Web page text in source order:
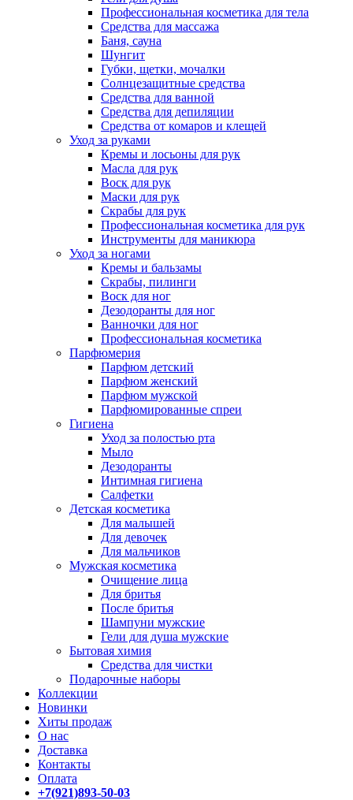
Профессиональная косметика для тела
Средства для массажа
Баня, сауна
Шунгит
Губки, щетки, мочалки
Солнцезащитные средства
Средства для ванной
Средства для депиляции
Средства от комаров и клещей
Уход за руками
Кремы и лосьоны для рук
Масла для рук
Воск для рук
Маски для рук
Скрабы для рук
Профессиональная косметика для рук
Инструменты для маникюра
Уход за ногами
Кремы и бальзамы
Скрабы, пилинги
Воск для ног
Дезодоранты для ног
Ванночки для ног
Профессиональная косметика
Парфюмерия
Парфюм детский
Парфюм женский
Парфюм мужской
Парфюмированные спреи
Гигиена
Уход за полостью рта
Мыло
Дезодоранты
Интимная гигиена
Салфетки
Детская косметика
Для малышей
Для девочек
Для мальчиков
Мужская косметика
Очищение лица
Для бритья
После бритья
Шампуни мужские
Гели для душа мужские
Бытовая химия
Средства для чистки
Подарочные наборы
Коллекции
Новинки
Хиты продаж
О нас
Доставка
Контакты
Оплата
+7(921)893-50-03